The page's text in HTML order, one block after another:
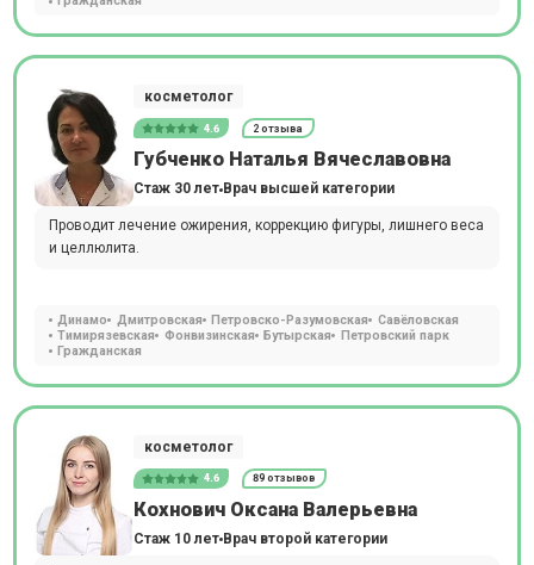
косметолог
4.6 2 отзыва
Губченко Наталья Вячеславовна
Стаж 30 лет Врач высшей категории
Проводит лечение ожирения, коррекцию фигуры, лишнего веса
и целлюлита.
Динамо Дмитровская Петровско-Разумовская
Савёловская
Тимирязевская
Фонвизинская Бутырская
Петровский парк
Гражданская
косметолог
4.6 89 отзывов
Кохнович Оксана Валерьевна
Стаж 10 лет Врач второй категории